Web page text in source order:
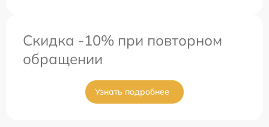
Скидка -10% при повторном
обращении
Узнать подробнее